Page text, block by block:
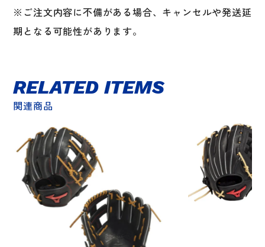
※ご注文内容に不備がある場合、キャンセルや発送延
期となる可能性があります。
関連商品
RELATED ITEMS